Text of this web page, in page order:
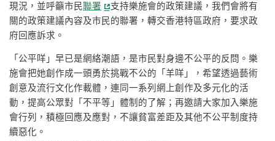
現況，並呼籲市民聯署
支持樂施會的政策建議，我們會將有
關的政策建議內容及市民的聯署，轉交香港特區政府，要求政
府回應訴求。
「公平咩」早已是網絡潮語，是市民對身邊不公平的反問。樂
施會把她創作成一頭勇於挑戰不公的「羊咩」，希望透過藝術
創意及流行文化作載體，連同一系列網上創作及多元化的活
動，提高公眾對「不平等」體制的了解；再邀請大家加入樂施
會行列，積極回應及應對，不讓貧富差距及其他不公平制度持
續惡化。